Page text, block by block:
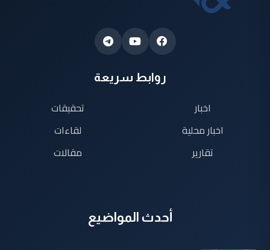
روابط سريعة
اخبار
اخبار محلية
تقارير
تحقيقات
لقاءات
مقالات
أحدث المواضيع